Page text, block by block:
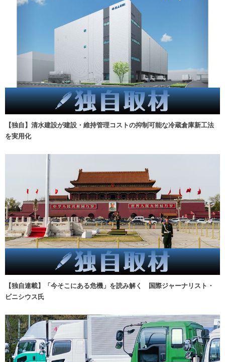
【独自】清水建設が建設・維持管理コストの抑制可能な冷蔵倉庫新工法
を実用化
【独自連載】「今そこにある危機」を読み解く 国際ジャーナリスト・
ビニシウス氏